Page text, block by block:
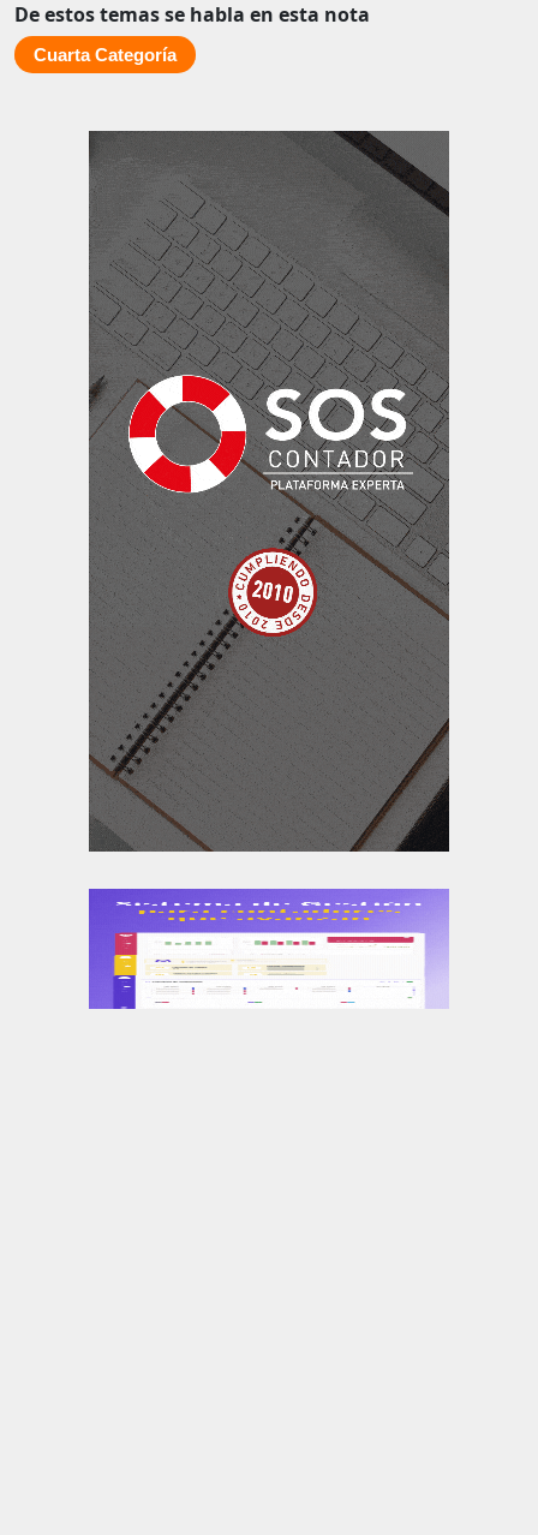
De estos temas se habla en esta nota
Cuarta Categoría